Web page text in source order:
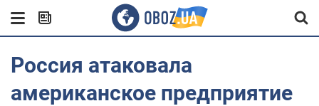
Россия атаковала
американское предприятие